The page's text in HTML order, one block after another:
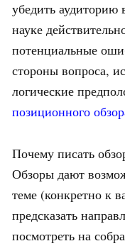
убедить аудиторию
науке
потенциальные
стороны вопроса,
логические
позиционного
Почему писать
Обзоры дают
теме (конкретно к
предсказать
посмотреть на